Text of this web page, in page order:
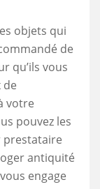
objets qui
de
qu’ils vous
de
votre
pouvez les
antiquité
engage